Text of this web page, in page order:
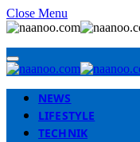
Close Menu
NEWS
LIFESTYLE
TECHNIK